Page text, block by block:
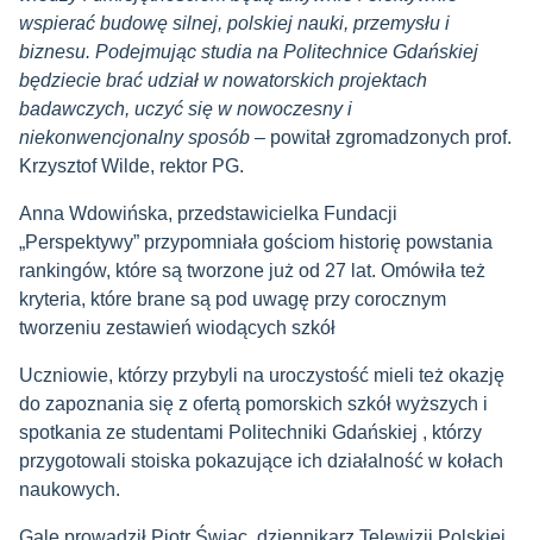
wspierać budowę silnej, polskiej nauki, przemysłu i
biznesu. Podejmując studia na Politechnice Gdańskiej
będziecie brać udział w nowatorskich projektach
badawczych, uczyć się w nowoczesny i
niekonwencjonalny sposób – powitał zgromadzonych prof.
Krzysztof Wilde, rektor PG.
Anna Wdowińska, przedstawicielka Fundacji
„Perspektywy” przypomniała gościom historię powstania
rankingów, które są tworzone już od 27 lat. Omówiła też
kryteria, które brane są pod uwagę przy corocznym
tworzeniu zestawień wiodących szkół
Uczniowie, którzy przybyli na uroczystość mieli też okazję
do zapoznania się z ofertą pomorskich szkół wyższych i
spotkania ze studentami Politechniki Gdańskiej , którzy
przygotowali stoiska pokazujące ich działalność w kołach
naukowych.